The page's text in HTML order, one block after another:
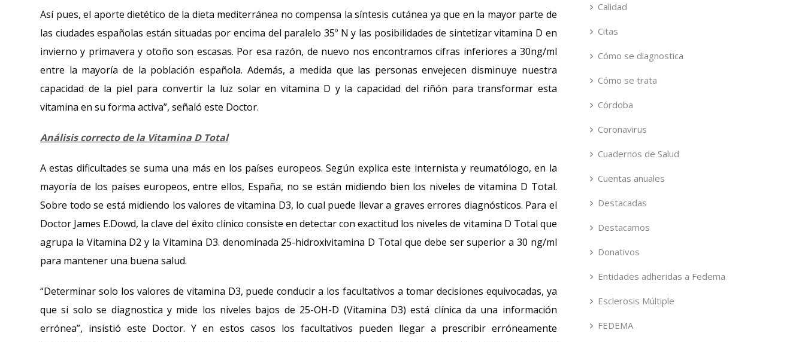
Así pues, el aporte dietético de la dieta mediterránea no compensa la síntesis cutánea ya que en la mayor parte de
las ciudades españolas están situadas por encima del paralelo 35º N y las posibilidades de sintetizar vitamina D en
invierno y primavera y otoño son escasas. Por esa razón, de nuevo nos encontramos cifras inferiores a 30ng/ml
entre la mayoría de la población española. Además, a medida que las personas envejecen disminuye nuestra
capacidad de la piel para convertir la luz solar en vitamina D y la capacidad del riñón para transformar esta
vitamina en su forma activa”, señaló este Doctor.
Análisis correcto de la Vitamina D Total
A estas dificultades se suma una más en los países europeos. Según explica este internista y reumatólogo, en la
mayoría de los países europeos, entre ellos, España, no se están midiendo bien los niveles de vitamina D Total.
Sobre todo se está midiendo los valores de vitamina D3, lo cual puede llevar a graves errores diagnósticos. Para el
Doctor James E.Dowd, la clave del éxito clínico consiste en detectar con exactitud los niveles de vitamina D Total que
agrupa la Vitamina D2 y la Vitamina D3. denominada 25-hidroxivitamina D Total que debe ser superior a 30 ng/ml
para mantener una buena salud.
“Determinar solo los valores de vitamina D3, puede conducir a los facultativos a tomar decisiones equivocadas, ya
que si solo se diagnostica y mide los niveles bajos de 25-OH-D (Vitamina D3) está clínica da una información
errónea”, insistió este Doctor. Y en estos casos los facultativos pueden llegar a prescribir erróneamente
Calidad
Citas
Cómo se diagnostica
Cómo se trata
Córdoba
Coronavirus
Cuadernos de Salud
Cuentas anuales
Destacadas
Destacamos
Donativos
Entidades adheridas a Fedema
Esclerosis Múltiple
FEDEMA